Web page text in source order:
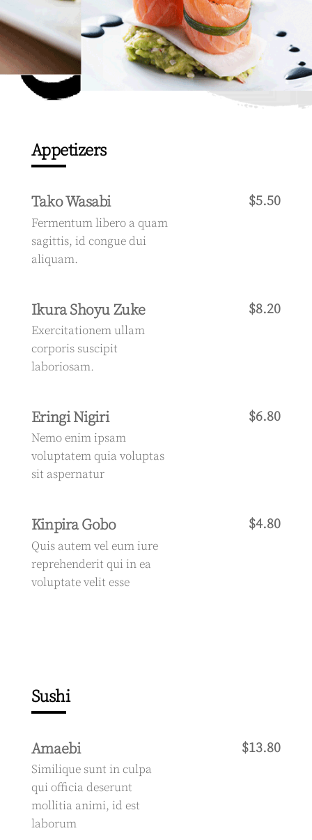
Appetizers
Tako Wasabi
Fermentum libero a quam
sagittis, id congue dui
aliquam.
$5.50
Ikura Shoyu Zuke
Exercitationem ullam
corporis suscipit
laboriosam.
$8.20
Eringi Nigiri
Nemo enim ipsam
voluptatem quia voluptas
sit aspernatur
$6.80
Kinpira Gobo
Quis autem vel eum iure
reprehenderit qui in ea
voluptate velit esse
$4.80
Sushi
Amaebi
Similique sunt in culpa
qui officia deserunt
mollitia animi, id est
laborum
$13.80